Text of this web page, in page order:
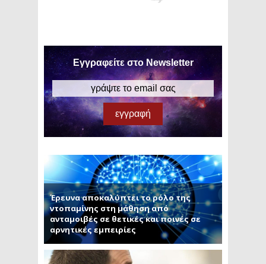
Εγγραφείτε στο Newsletter
Έρευνα αποκαλύπτει το ρόλο της
ντοπαμίνης στη μάθηση από
ανταμοιβές σε θετικές και ποινές σε
αρνητικές εμπειρίες